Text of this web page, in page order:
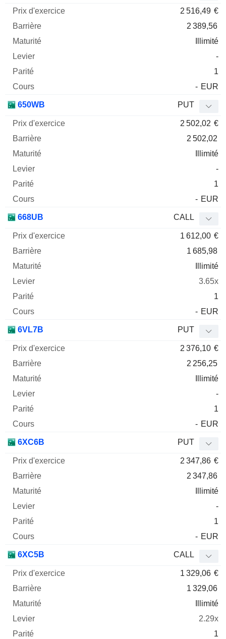
2 516,49 €
2 389,56
Illimité
-
1
- EUR
650WB PUT
2 502,02 €
2 502,02
Illimité
-
1
- EUR
668UB CALL
1 612,00 €
1 685,98
Illimité
3.65x
1
- EUR
6VL7B PUT
2 376,10 €
2 256,25
Illimité
-
1
- EUR
6XC6B PUT
2 347,86 €
2 347,86
Illimité
-
1
- EUR
6XC5B CALL
1 329,06 €
1 329,06
Illimité
2.29x
1